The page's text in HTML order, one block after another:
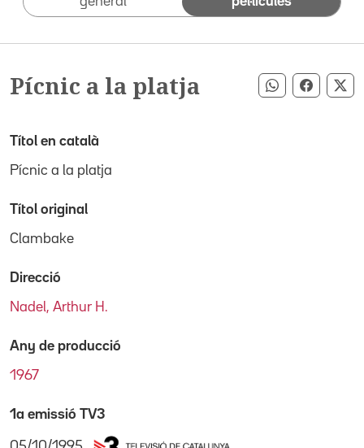
Pícnic a la platja Compartir
Títol en català
Pícnic a la platja
Títol original
Clambake
Direcció
Nadel, Arthur H.
Any de producció
1967
1a emissió TV3